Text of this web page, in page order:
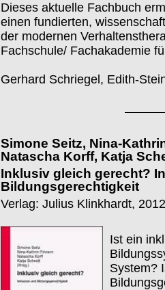
Dieses aktuelle Fachbuch
einen fundierten,
der modernen
Fachschule/ Fachakademie
Gerhard Schriegel, Edith-
Simone Seitz, Nina-
Natascha Korff, Katja
Inklusiv gleich gerecht?
Bildungsgerechtigkeit
Verlag: Julius Klinkhardt,
Ist ein
System?